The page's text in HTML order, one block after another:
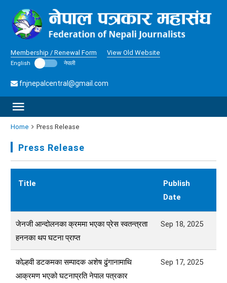
Membership / Renewal Form View Old Website
English नेपाली
fnjnepalcentral@gmail.com
Home Press Release
Press Release
Title
Publish
Date
जेनजी आन्दोलनका क्रममा भएका प्रेस स्वतन्त्रता
हननका थप घटना प्राप्त
Sep 18, 2025
कोल्हवी डटकमका सम्पादक अशेष ढुंगानामाथि
आक्रमण भएको घटनाप्रति नेपाल पत्रकार
Sep 17, 2025